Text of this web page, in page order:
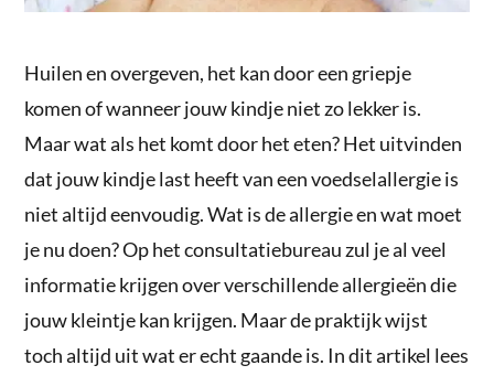
Huilen en overgeven, het kan door een griepje
komen of wanneer jouw kindje niet zo lekker is.
Maar wat als het komt door het eten? Het uitvinden
dat jouw kindje last heeft van een voedselallergie is
niet altijd eenvoudig. Wat is de allergie en wat moet
je nu doen? Op het consultatiebureau zul je al veel
informatie krijgen over verschillende allergieën die
jouw kleintje kan krijgen. Maar de praktijk wijst
toch altijd uit wat er echt gaande is. In dit artikel lees